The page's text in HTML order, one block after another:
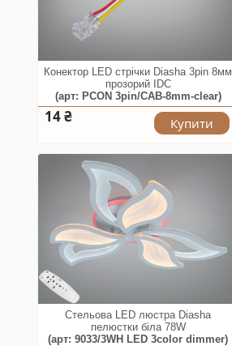
Конектор LED стрічки Diasha 3pin 8мм
прозорий IDC
(арт: PCON 3pin/CAB-8mm-clear)
14 ₴ Купити
Стельова LED люстра Diasha
пелюстки біла 78W
(арт: 9033/3WH LED 3color dimmer)